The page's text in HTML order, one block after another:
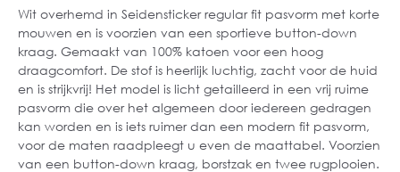
Wit overhemd in Seidensticker regular fit pasvorm met korte
mouwen en is voorzien van een sportieve button-down
kraag. Gemaakt van 100% katoen voor een hoog
draagcomfort. De stof is heerlijk luchtig, zacht voor de huid
en is strijkvrij! Het model is licht getailleerd in een vrij ruime
pasvorm die over het algemeen door iedereen gedragen
kan worden en is iets ruimer dan een modern fit pasvorm,
voor de maten raadpleegt u even de maattabel. Voorzien
van een button-down kraag, borstzak en twee rugplooien.